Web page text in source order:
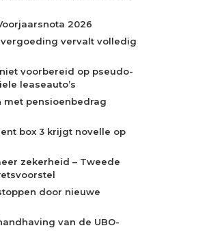
2026
vervalt volledig
voorbereid op pseudo-
leaseauto’s
met pensioenbedrag
box 3 krijgt novelle op
zekerheid – Tweede
door nieuwe
van de UBO-